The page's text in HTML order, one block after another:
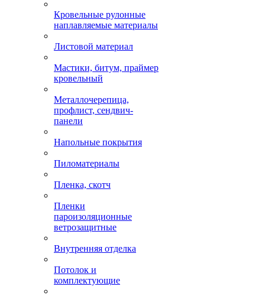
Кровельные рулонные
наплавляемые материалы
Листовой материал
Мастики, битум, праймер
кровельный
Металлочерепица,
профлист, сендвич-
панели
Напольные покрытия
Пиломатериалы
Пленка, скотч
Пленки
пароизоляционные
ветрозащитные
Внутренняя отделка
Потолок и
комплектующие